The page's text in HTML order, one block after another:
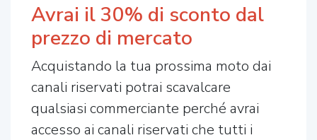
Avrai il 30% di sconto dal
prezzo di mercato
Acquistando la tua prossima moto dai
canali riservati potrai scavalcare
qualsiasi commerciante perché avrai
accesso ai canali riservati che tutti i